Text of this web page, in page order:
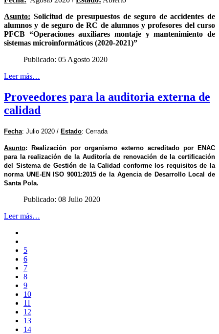
Asunto: Solicitud de presupuestos de seguro de accidentes de
alumnos y de seguro de RC de alumnos y profesores del curso
PFCB “Operaciones auxiliares montaje y mantenimiento de
sistemas microinformáticos (2020-2021)”
Publicado: 05 Agosto 2020
Leer más…
Proveedores para la auditoria externa de
calidad
Fecha: Julio 2020 / Estado: Cerrada
Asunto: Realización por organismo externo acreditado por ENAC
para la realización de la Auditoría de renovación de la certificación
del Sistema de Gestión de la Calidad conforme los requisitos de la
norma UNE-EN ISO 9001:2015 de la Agencia de Desarrollo Local de
Santa Pola.
Publicado: 08 Julio 2020
Leer más…
5
6
7
8
9
10
11
12
13
14